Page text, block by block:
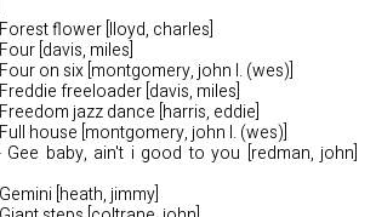
Forest flower [lloyd, charles]
[davis, miles]
Four on six [montgomery, john l. (wes)]
freeloader [davis, miles]
jazz dance [harris, eddie]
Full house [montgomery, john l. (wes)]
- Gee baby, ain't i good to you [redman, john]
[heath, jimmy]